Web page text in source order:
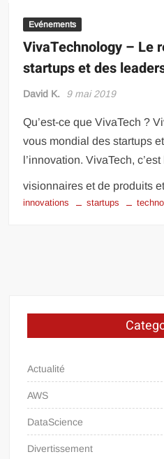
Evénements
VivaTechnology – Le
startups et des
David K. 9 mai 2019
Qu’est-ce que VivaTech ?
vous mondial des startups
l’innovation. VivaTech,
visionnaires et de produits
innovations startups
Actualité
AWS
DataScience
Divertissement